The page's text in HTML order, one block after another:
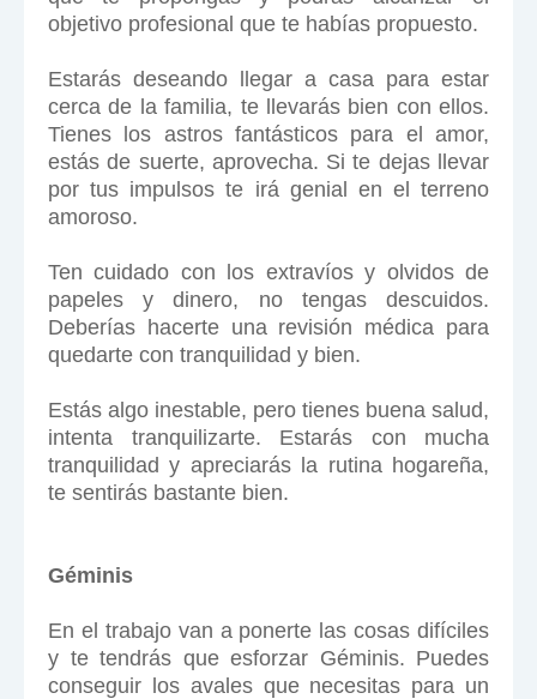
objetivo profesional que te habías propuesto.
Estarás deseando llegar a casa para estar
cerca de la familia, te llevarás bien con ellos.
Tienes los astros fantásticos para el amor,
estás de suerte, aprovecha. Si te dejas llevar
por tus impulsos te irá genial en el terreno
amoroso.
Ten cuidado con los extravíos y olvidos de
papeles y dinero, no tengas descuidos.
Deberías hacerte una revisión médica para
quedarte con tranquilidad y bien.
Estás algo inestable, pero tienes buena salud,
intenta tranquilizarte. Estarás con mucha
tranquilidad y apreciarás la rutina hogareña,
te sentirás bastante bien.
Géminis
En el trabajo van a ponerte las cosas difíciles
y te tendrás que esforzar Géminis. Puedes
conseguir los avales que necesitas para un